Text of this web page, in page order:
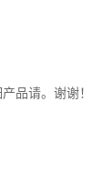
品请。谢谢！